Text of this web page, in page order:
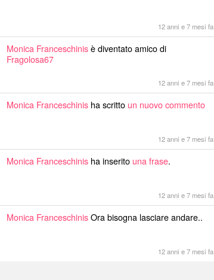
12 anni e 7 mesi fa
Monica Franceschinisè diventato amico di
Fragolosa67
12 anni e 7 mesi fa
Monica Franceschinis ha scritto un nuovo commento
12 anni e 7 mesi fa
Monica Franceschinis ha inserito una frase.
12 anni e 7 mesi fa
Monica FranceschinisOra bisogna lasciare andare..
12 anni e 7 mesi fa